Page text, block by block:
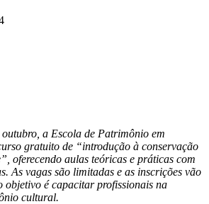
a Escola de Patrimônio em
gratuito de “introdução à conservação
oferecendo aulas teóricas e práticas com
As vagas são limitadas e as inscrições vão
objetivo é capacitar profissionais na
cultural.